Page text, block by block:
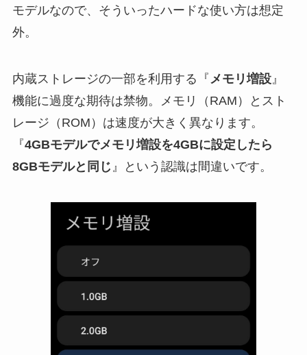
モデルなので、そういったハードな使い方は想定
外。
内蔵ストレージの一部を利用する『メモリ増設』
機能に過度な期待は禁物。メモリ（RAM）とスト
レージ（ROM）は速度が大きく異なります。
『4GBモデルでメモリ増設を4GBに設定したら
8GBモデルと同じ 』という認識は間違いです。